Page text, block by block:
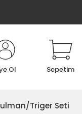
Ol Sepetim
Triger Seti